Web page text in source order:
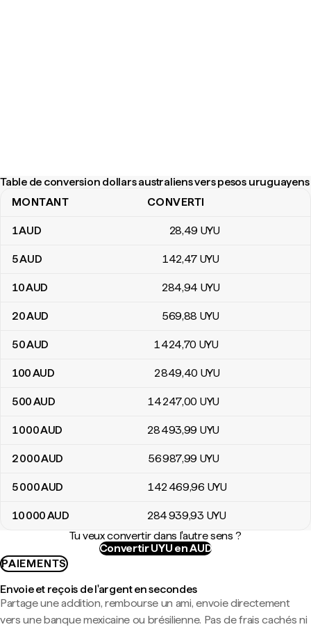
Table de conversion dollars australiens vers pesos uruguayens
Table de conversion dollars australiens vers pesos uruguayens
MONTANT CONVERTI
1AUD 28,49 UYU
5AUD 142,47 UYU
10AUD 284,94 UYU
20AUD 569,88 UYU
50AUD 1 424,70 UYU
100AUD 2 849,40 UYU
500AUD 14 247,00 UYU
1 000AUD 28 493,99 UYU
2 000AUD 56 987,99 UYU
5 000AUD 142 469,96 UYU
10 000AUD 284 939,93 UYU
Tu veux convertir dans l'autre sens ?
Convertir UYU en AUD
PAIEMENTS
Envoie et reçois de l'argent en secondes
Partage une addition, rembourse un ami, envoie directement
vers une banque mexicaine ou brésilienne. Pas de frais cachés ni